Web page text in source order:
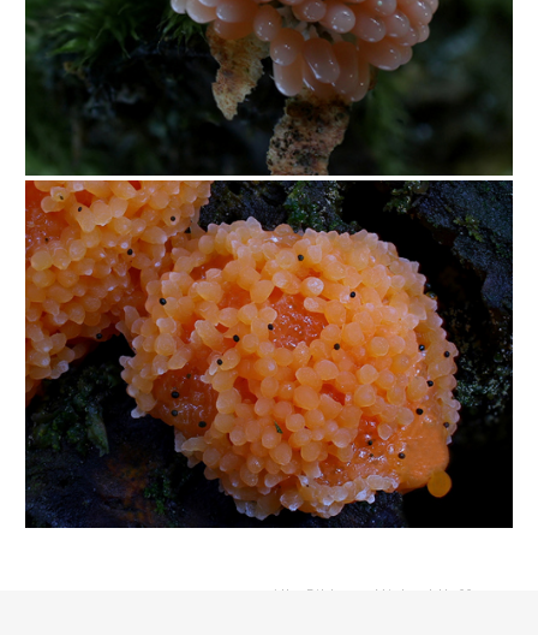
Alle Bilder Michael Hoffmann